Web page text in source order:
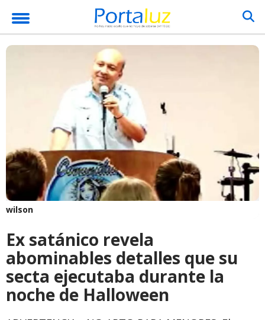
wilson
Ex satánico revela
abominables detalles que su
secta ejecutaba durante la
noche de Halloween